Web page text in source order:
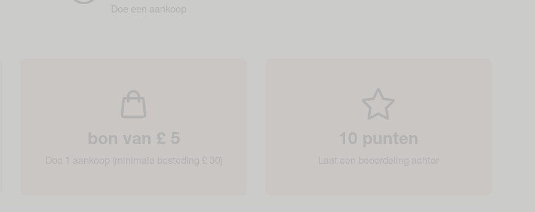
Doe een aankoop
bon van £ 5
Doe 1 aankoop (minimale besteding £ 30)
10 punten
Laat een beoordeling achter